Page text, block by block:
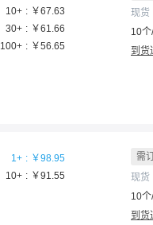
10+ ￥67.63
30+ ￥61.66
100+ ￥56.65
现货
10个/
到货
1+ ￥98.95
10+ ￥91.55
需
现货
10个/
到货